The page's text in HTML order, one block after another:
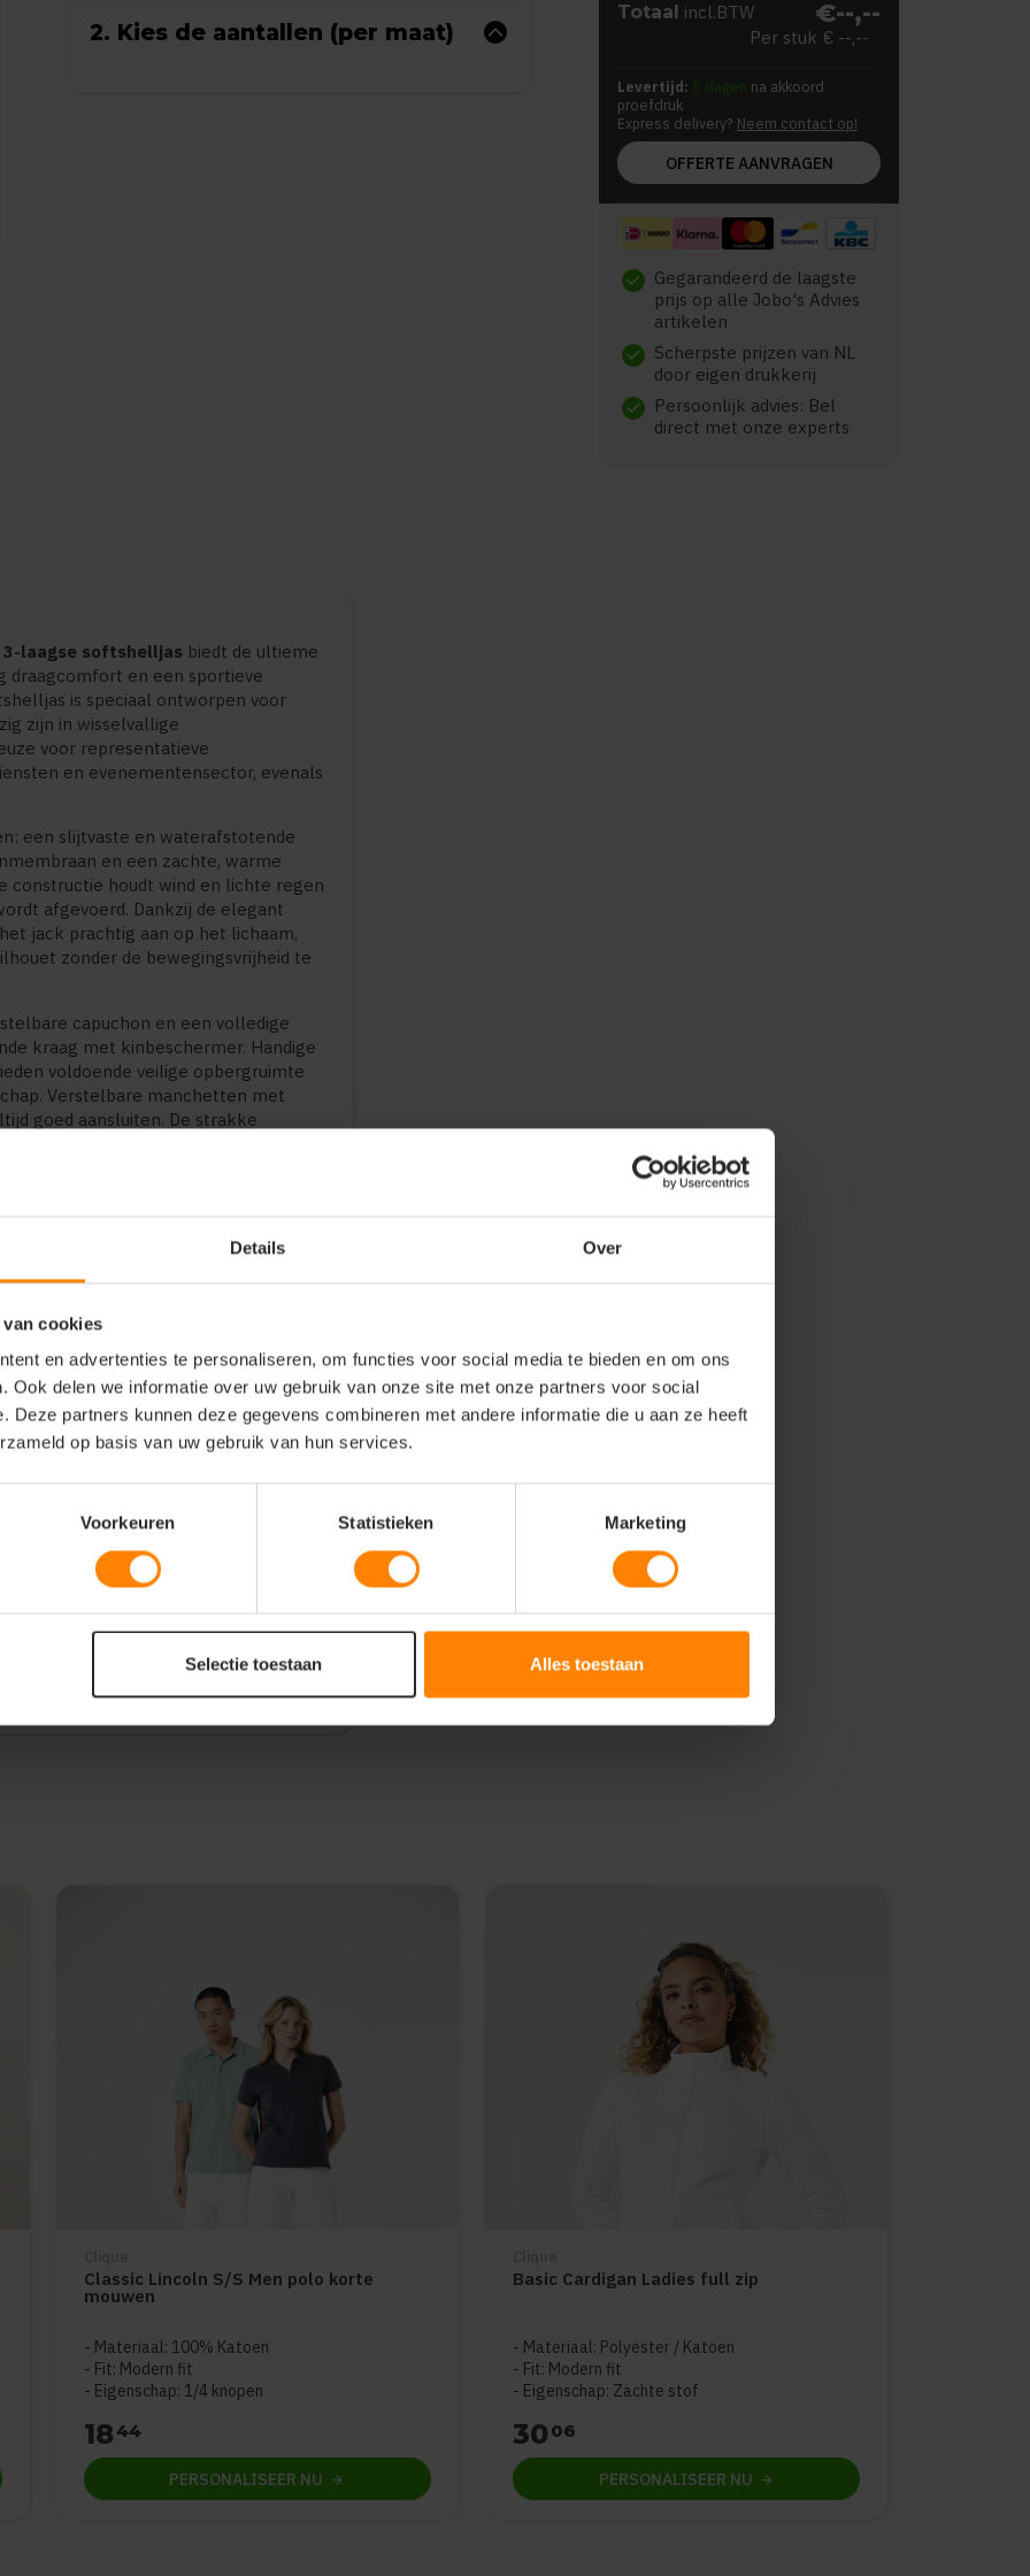
Details Over
cookies
en advertenties te personaliseren, om functies voor social media te bieden en om ons
Ook delen we informatie over uw gebruik van onze site met onze partners voor social
Deze partners kunnen deze gegevens combineren met andere informatie die u aan ze heeft
op basis van uw gebruik van hun services.
Voorkeuren Statistieken Marketing
Selectie toestaan Alles toestaan
2. Kies de aantallen (per maat)
Totaal incl.BTW €--,--
Per stuk € --,--
Levertijd: 5 dagen na akkoord
proefdruk
Express delivery? Neem contact op!
OFFERTE AANVRAGEN
check Gegarandeerd de laagste
prijs op alle Jobo's Advies
artikelen
check Scherpste prijzen van NL
door eigen drukkerij
check
Persoonlijk advies: Bel
direct met onze experts
3-laagse softshelljas biedt de ultieme
draagcomfort en een sportieve
is speciaal ontworpen voor
zijn in wisselvallige
voor representatieve
en evenementensector, evenals
een slijtvaste en waterafstotende
en een zachte, warme
constructie houdt wind en lichte regen
afgevoerd. Dankzij de elegant
jack prachtig aan op het lichaam,
zonder de bewegingsvrijheid te
capuchon en een volledige
kraag met kinbeschermer. Handige
voldoende veilige opbergruimte
Verstelbare manchetten met
goed aansluiten. De strakke
textielbedrukking of een
voor dames in de bouw,
evenementencrews en
actieve lifestyle-merken en
met winddicht membraan en
voor een stijlvolle, sportieve en
praktische ritszakken en
ideaal voor een luxe borduring
Classic Lincoln S/S Men polo korte
mouwen
Materiaal: 100% Katoen
Fit: Modern fit
Eigenschap: 1/4 knopen
1844
PERSONALISEER NU
Basic Cardigan Ladies full zip
Materiaal: Polyester / Katoen
Fit: Modern fit
Eigenschap: Zachte stof
3006
PERSONALISEER NU